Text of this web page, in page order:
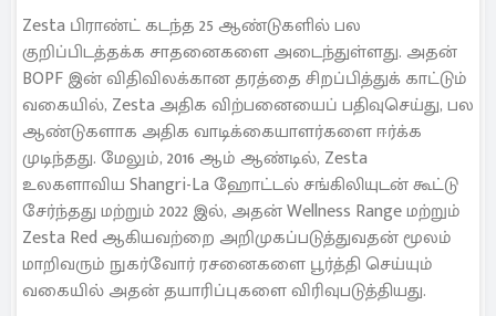
Zesta பிராண்ட் கடந்த 25 ஆண்டுகளில் பல
குறிப்பிடத்தக்க சாதனைகளை அடைந்துள்ளது. அதன்
BOPF இன் விதிவிலக்கான தரத்தை சிறப்பித்துக் காட்டும்
வகையில், Zesta அதிக விற்பனையைப் பதிவுசெய்து, பல
ஆண்டுகளாக அதிக வாடிக்கையாளர்களை ஈர்க்க
முடிந்தது. மேலும், 2016 ஆம் ஆண்டில், Zesta
உலகளாவிய Shangri-La ஹோட்டல் சங்கிலியுடன் கூட்டு
சேர்ந்தது மற்றும் 2022 இல், அதன் Wellness Range மற்றும்
Zesta Red ஆகியவற்றை அறிமுகப்படுத்துவதன் மூலம்
மாறிவரும் நுகர்வோர் ரசனைகளை பூர்த்தி செய்யும்
வகையில் அதன் தயாரிப்புகளை விரிவுபடுத்தியது.